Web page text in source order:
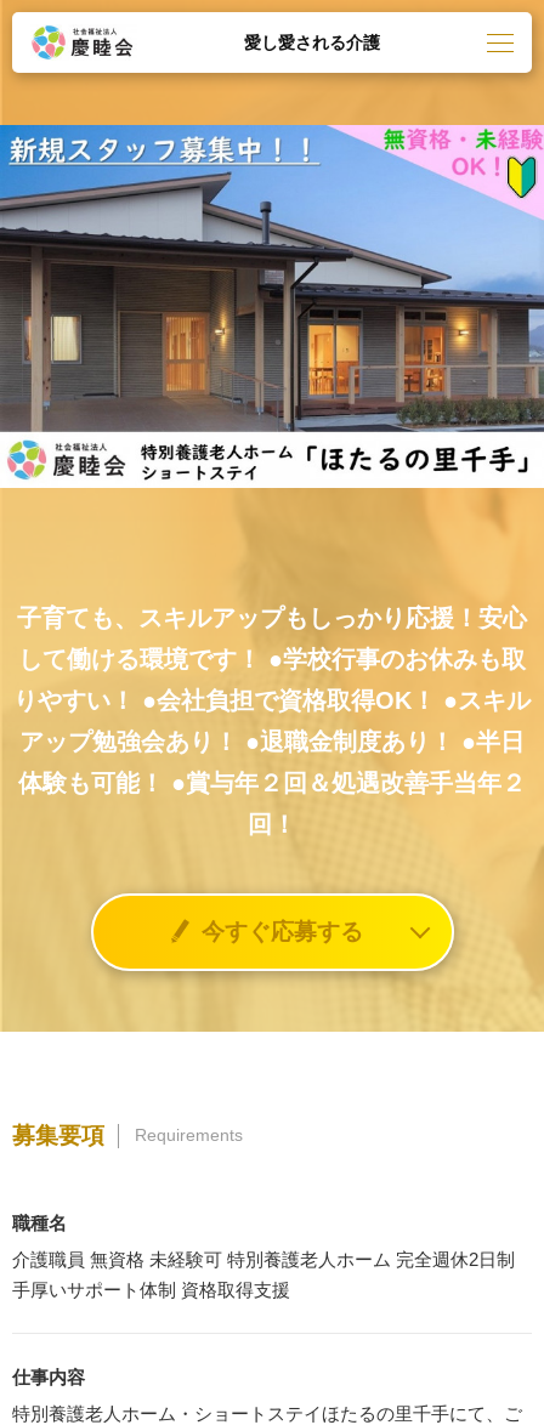
愛し愛される介護
子育ても、スキルアップもしっかり応援！安心
して働ける環境です！
●学校行事のお休みも取
りやすい！
●会社負担で資格取得OK！
●スキル
アップ勉強会あり！
●退職金制度あり！
●半日
体験も可能！
●賞与年２回＆処遇改善手当年２
回！
今すぐ応募する
募集要項 Requirements
職種名
介護職員 無資格 未経験可 特別養護老人ホーム 完全週休2日制
手厚いサポート体制 資格取得支援
仕事内容
特別養護老人ホーム・ショートステイほたるの里千手にて、ご